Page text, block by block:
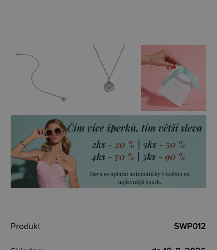
Produkt SWP012